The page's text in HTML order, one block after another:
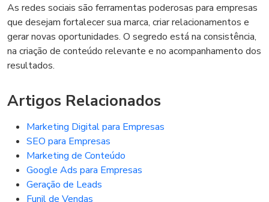
As redes sociais são ferramentas poderosas para empresas
que desejam fortalecer sua marca, criar relacionamentos e
gerar novas oportunidades. O segredo está na consistência,
na criação de conteúdo relevante e no acompanhamento dos
resultados.
Artigos Relacionados
Marketing Digital para Empresas
SEO para Empresas
Marketing de Conteúdo
Google Ads para Empresas
Geração de Leads
Funil de Vendas